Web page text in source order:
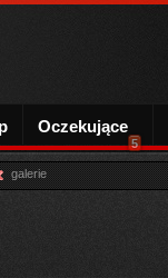
Oczekujące
5
galerie